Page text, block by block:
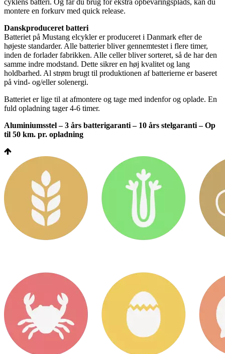
cyklens batteri. Og får du brug for ekstra opbevaringsplads, kan du
montere en forkurv med quick release.
Danskproduceret batteri
Batteriet på Mustang elcykler er produceret i Danmark efter de
højeste standarder. Alle batterier bliver gennemtestet i flere timer,
inden de forlader fabrikken. Alle celler bliver sorteret, så de har den
samme indre modstand. Dette sikrer en høj kvalitet og lang
holdbarhed. Al strøm brugt til produktionen af batterierne er baseret
på vind- og/eller solenergi.
Batteriet er lige til at afmontere og tage med indenfor og oplade. En
fuld opladning tager 4-6 timer.
Aluminiumsstel – 3 års batterigaranti – 10 års stelgaranti – Op
til 50 km. pr. opladning